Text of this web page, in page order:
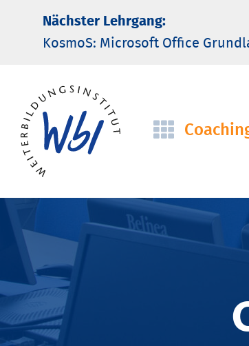
Nächster Lehrgang:
KosmoS: Microsoft Office
Navigation